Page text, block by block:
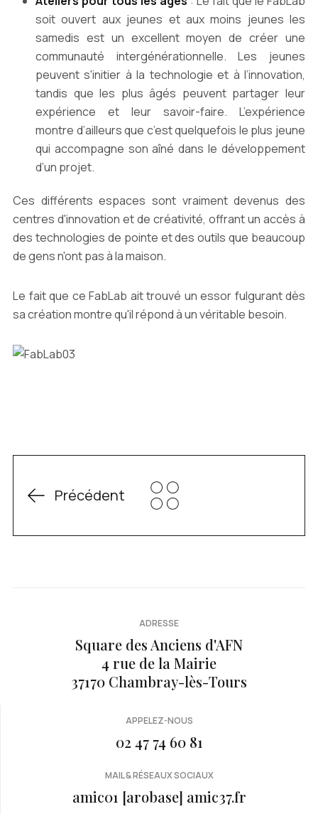
soit ouvert aux jeunes et aux moins jeunes les
samedis est un excellent moyen de créer une
communauté intergénérationnelle. Les jeunes
peuvent s'initier à la technologie et à l’innovation,
tandis que les plus âgés peuvent partager leur
expérience et leur savoir-faire. L’expérience
montre d’ailleurs que c’est quelquefois le plus jeune
qui accompagne son aîné dans le développement
d’un projet.
Ces différents espaces sont vraiment devenus des
centres d'innovation et de créativité, offrant un accès à
des technologies de pointe et des outils que beaucoup
de gens n'ont pas à la maison.
Le fait que ce FabLab ait trouvé un essor fulgurant dès
sa création montre qu'il répond à un véritable besoin.
Précédent
ADRESSE
Square des Anciens d'AFN
4 rue de la Mairie
37170 Chambray-lès-Tours
APPELEZ-NOUS
02 47 74 60 81
MAIL & RÉSEAUX SOCIAUX
amic01 [arobase] amic37.fr